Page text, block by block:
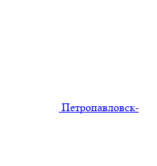
Петропавловск-